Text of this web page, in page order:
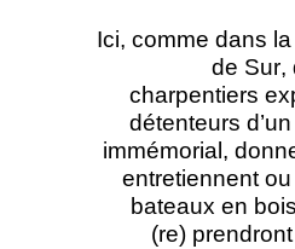
Ici, comme dans la
de Sur,
charpentiers
détenteurs
immémorial,
entretiennent
bateaux en
(re)